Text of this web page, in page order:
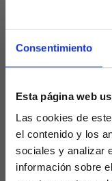
Consentimiento
Esta página web
Las cookies de
el contenido y los
sociales y analizar
información sobre
fidelización de
a largo plazo
especialmente
empresas. Una
efectivas para
remarketing. En
estrategias de
cómo pueden